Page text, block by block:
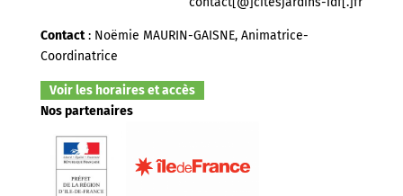
Contact: Noëmie MAURIN-GAISNE, Animatrice-
Coordinatrice
Voir les horaires et accès
Nos partenaires